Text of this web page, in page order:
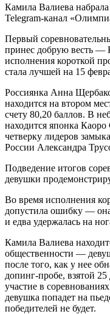
Камила Валиева
Telegram-канал
Первый
принес добрую весть —
исполнения короткой
стала лучшей на 15
Россиянка Анна
находится на втором
счету 80,20 баллов. В
находится японка
четверку лидеров
России Александра
Подведение итогов
девушки
Во время исполнения
допустила ошибку —
и едва удержалась на
Камила Валиева
общественности —
после того, как у нее
допинг-пробе, взятой
участие в
девушка попадет на
победителей не будет.